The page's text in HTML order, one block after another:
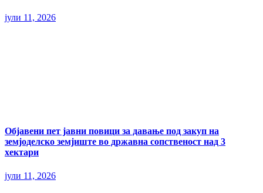
јули 11, 2026
Објавени пет јавни повици за давање под закуп на
земјоделско земјиште во државна сопственост над 3
хектари
јули 11, 2026